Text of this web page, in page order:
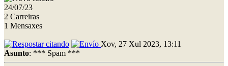
24/07/23
2 Carreiras
1 Mensaxes
Xov, 27 Xul 2023, 13:11
Asunto: *** Spam ***